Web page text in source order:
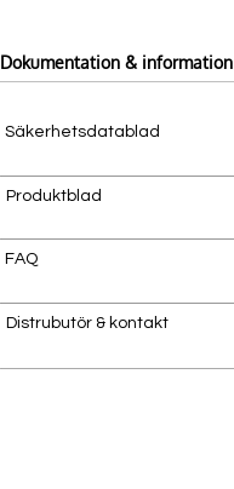
Dokumentation & information
Säkerhetsdatablad
Produktblad
FAQ
Distrubutör & kontakt